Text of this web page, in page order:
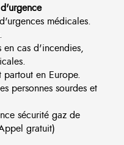
médicales.
en cas d'incendies,
en Europe.
personnes sourdes et
sécurité gaz de
gratuit)